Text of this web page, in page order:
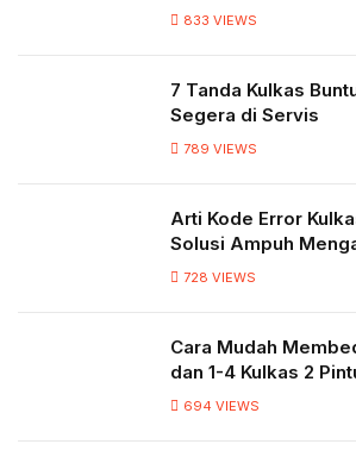
833 VIEWS
7 Tanda Kulkas
Segera di Servis
789 VIEWS
Arti Kode Error
Solusi Ampuh
728 VIEWS
Cara Mudah
dan 1-4 Kulkas 2
694 VIEWS